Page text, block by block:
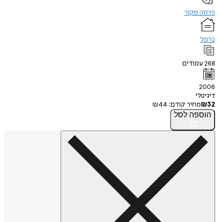
פרוזה מקור
כרמל
268עמודים
2006
דיגיטלי
₪32 מחיר קודם: ₪44
הוספה לסל